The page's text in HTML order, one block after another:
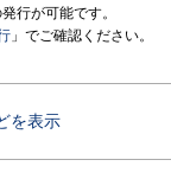
行が可能です。
」でご確認ください。
を表示